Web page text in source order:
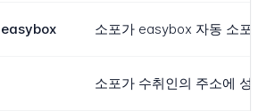
소포가 easybox 자동 소포함
소포가 수취인의 주소에 성공